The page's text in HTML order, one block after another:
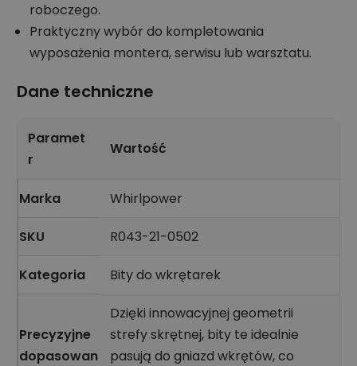
roboczego.
Praktyczny wybór do kompletowania
wyposażenia montera, serwisu lub warsztatu.
Dane techniczne
Paramet
r
Wartość
Marka Whirlpower
SKU R043-21-0502
Kategoria Bity do wkrętarek
Precyzyjne
dopasowan
Dzięki innowacyjnej geometrii
strefy skrętnej, bity te idealnie
pasują do gniazd wkrętów, co